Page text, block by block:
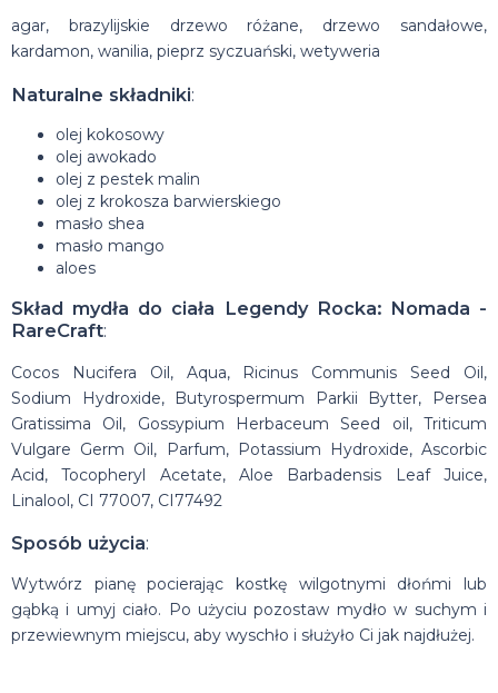
agar, brazylijskie drzewo różane, drzewo sandałowe,
kardamon, wanilia, pieprz syczuański, wetyweria
Naturalne składniki:
olej kokosowy
olej awokado
olej z pestek malin
olej z krokosza barwierskiego
masło shea
masło mango
aloes
Skład mydła do ciała Legendy Rocka: Nomada -
RareCraft:
Cocos Nucifera Oil, Aqua, Ricinus Communis Seed Oil,
Sodium Hydroxide, Butyrospermum Parkii Bytter, Persea
Gratissima Oil, Gossypium Herbaceum Seed oil, Triticum
Vulgare Germ Oil, Parfum, Potassium Hydroxide, Ascorbic
Acid, Tocopheryl Acetate, Aloe Barbadensis Leaf Juice,
Linalool, CI 77007, CI77492
Sposób użycia:
Wytwórz pianę pocierając kostkę wilgotnymi dłońmi lub
gąbką i umyj ciało. Po użyciu pozostaw mydło w suchym i
przewiewnym miejscu, aby wyschło i służyło Ci jak najdłużej.